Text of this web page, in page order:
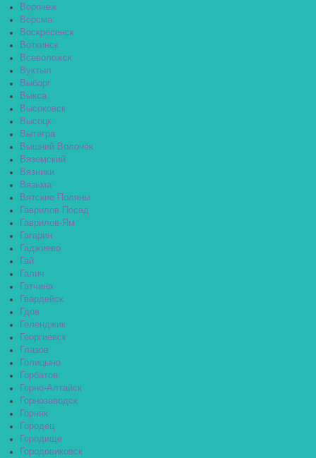
Воронеж
Ворсма
Воскресенск
Воткинск
Всеволожск
Вуктыл
Выборг
Выкса
Высоковск
Высоцк
Вытегра
Вышний Волочёк
Вяземский
Вязники
Вязьма
Вятские Поляны
Гаврилов Посад
Гаврилов-Ям
Гагарин
Гаджиево
Гай
Галич
Гатчина
Гвардейск
Гдов
Геленджик
Георгиевск
Глазов
Голицыно
Горбатов
Горно-Алтайск
Горнозаводск
Горняк
Городец
Городище
Городовиковск